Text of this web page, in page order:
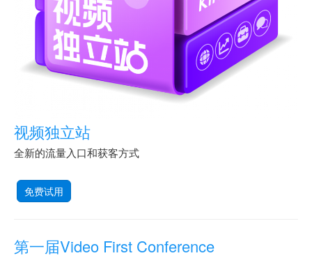
视频独立站
全新的流量入口和获客方式
免费试用
第一届Video First Conference